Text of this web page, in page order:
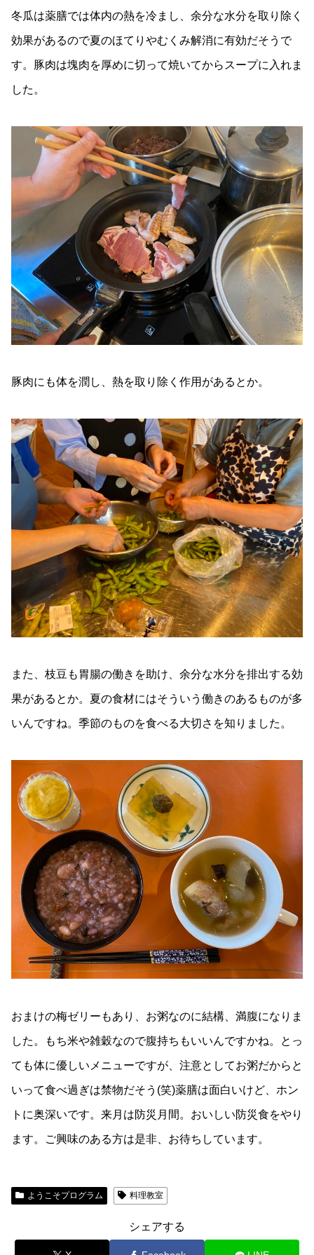
冬瓜は薬膳では体内の熱を冷まし、余分な水分を取り除く
効果があるので夏のほてりやむくみ解消に有効だそうで
す。豚肉は塊肉を厚めに切って焼いてからスープに入れま
した。
豚肉にも体を潤し、熱を取り除く作用があるとか。
また、枝豆も胃腸の働きを助け、余分な水分を排出する効
果があるとか。夏の食材にはそういう働きのあるものが多
いんですね。季節のものを食べる大切さを知りました。
おまけの梅ゼリーもあり、お粥なのに結構、満腹になりま
した。もち米や雑穀なので腹持ちもいいんですかね。とっ
ても体に優しいメニューですが、注意としてお粥だからと
いって食べ過ぎは禁物だそう(笑)薬膳は面白いけど、ホン
トに奥深いです。来月は防災月間。おいしい防災食をやり
ます。ご興味のある方は是非、お待ちしています。
ようこそプログラム 料理教室
シェアする